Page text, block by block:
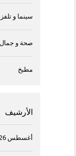
سينما و
صحة و جمال
مطبخ
الأرشيف
أغسطس 2026